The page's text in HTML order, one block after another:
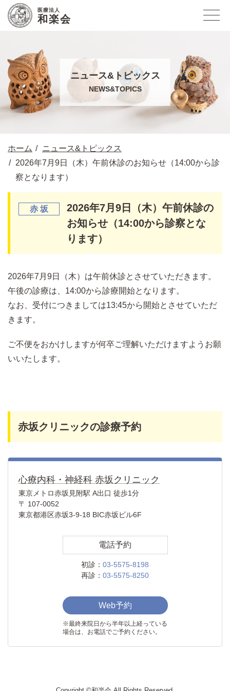
医療法人
和楽会
ニュース&トピックス
NEWS&TOPICS
ホーム
ニュース&トピックス
2026年7月9日（木）午前休診のお知らせ（14:00から診
察となります）
2026年7月9日（木）午前休診の
お知らせ（14:00から診察とな
ります）
2026年7月9日（木）は午前休診とさせていただきます。
午後の診療は、14:00から診療開始となります。
なお、受付につきましては13:45から開始とさせていただ
きます。
ご不便をおかけしますが何卒ご理解いただけますようお願
いいたします。
赤坂クリニックの診療予約
心療内科・神経科 赤坂クリニック
東京メトロ赤坂見附駅 A出口 徒歩1分
〒 107-0052
東京都港区赤坂3-9-18 BIC赤坂ビル6F
電話予約
初診： 03-5575-8198
再診： 03-5575-8250
Web予約
※最終来院日から半年以上経っている
場合は、お電話でご予約ください。